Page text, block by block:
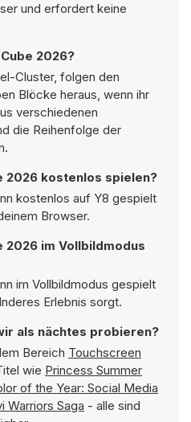
und erfordert keine
2026?
Cluster, folgen den
Blöcke heraus, wenn ihr
verschiedenen
die Reihenfolge der
2026 kostenlos spielen?
kostenlos auf Y8 gespielt
Browser.
2026 im Vollbildmodus
im Vollbildmodus gespielt
Erlebnis sorgt.
als nächtes probieren?
Bereich Touchscreen
wie Princess Summer
of the Year: Social Media
Warriors Saga - alle sind